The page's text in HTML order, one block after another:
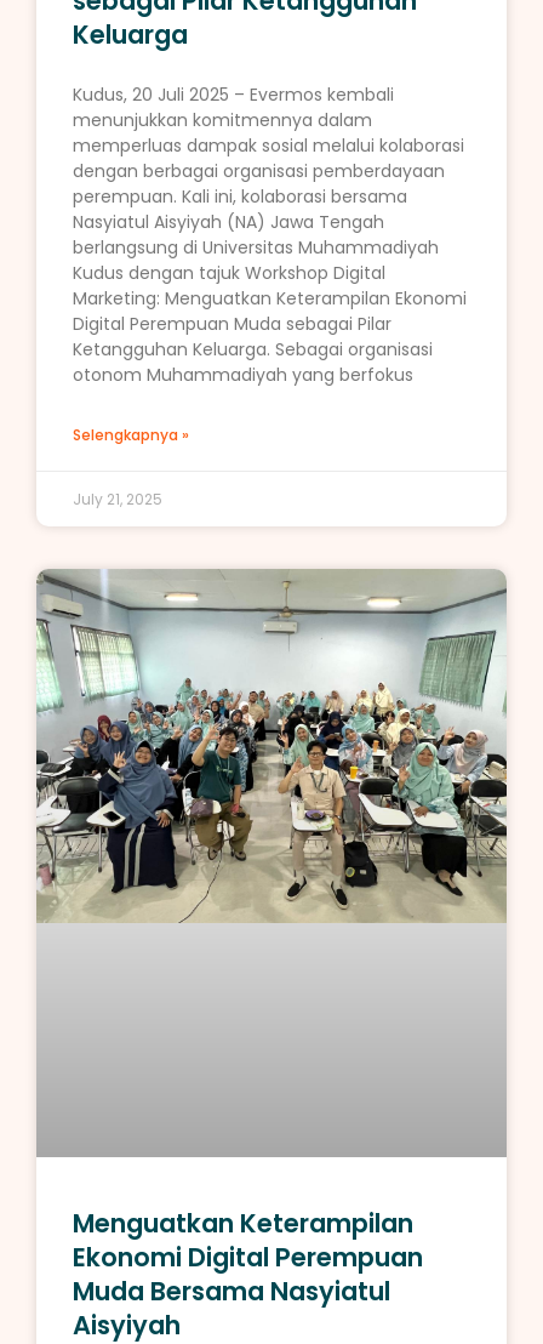
Keluarga
Kudus, 20 Juli 2025 – Evermos kembali
menunjukkan komitmennya dalam
memperluas dampak sosial melalui kolaborasi
dengan berbagai organisasi pemberdayaan
perempuan. Kali ini, kolaborasi bersama
Nasyiatul Aisyiyah (NA) Jawa Tengah
berlangsung di Universitas Muhammadiyah
Kudus dengan tajuk Workshop Digital
Marketing: Menguatkan Keterampilan Ekonomi
Digital Perempuan Muda sebagai Pilar
Ketangguhan Keluarga. Sebagai organisasi
otonom Muhammadiyah yang berfokus
Selengkapnya »
July 21, 2025
Menguatkan Keterampilan
Ekonomi Digital Perempuan
Muda Bersama Nasyiatul
Aisyiyah